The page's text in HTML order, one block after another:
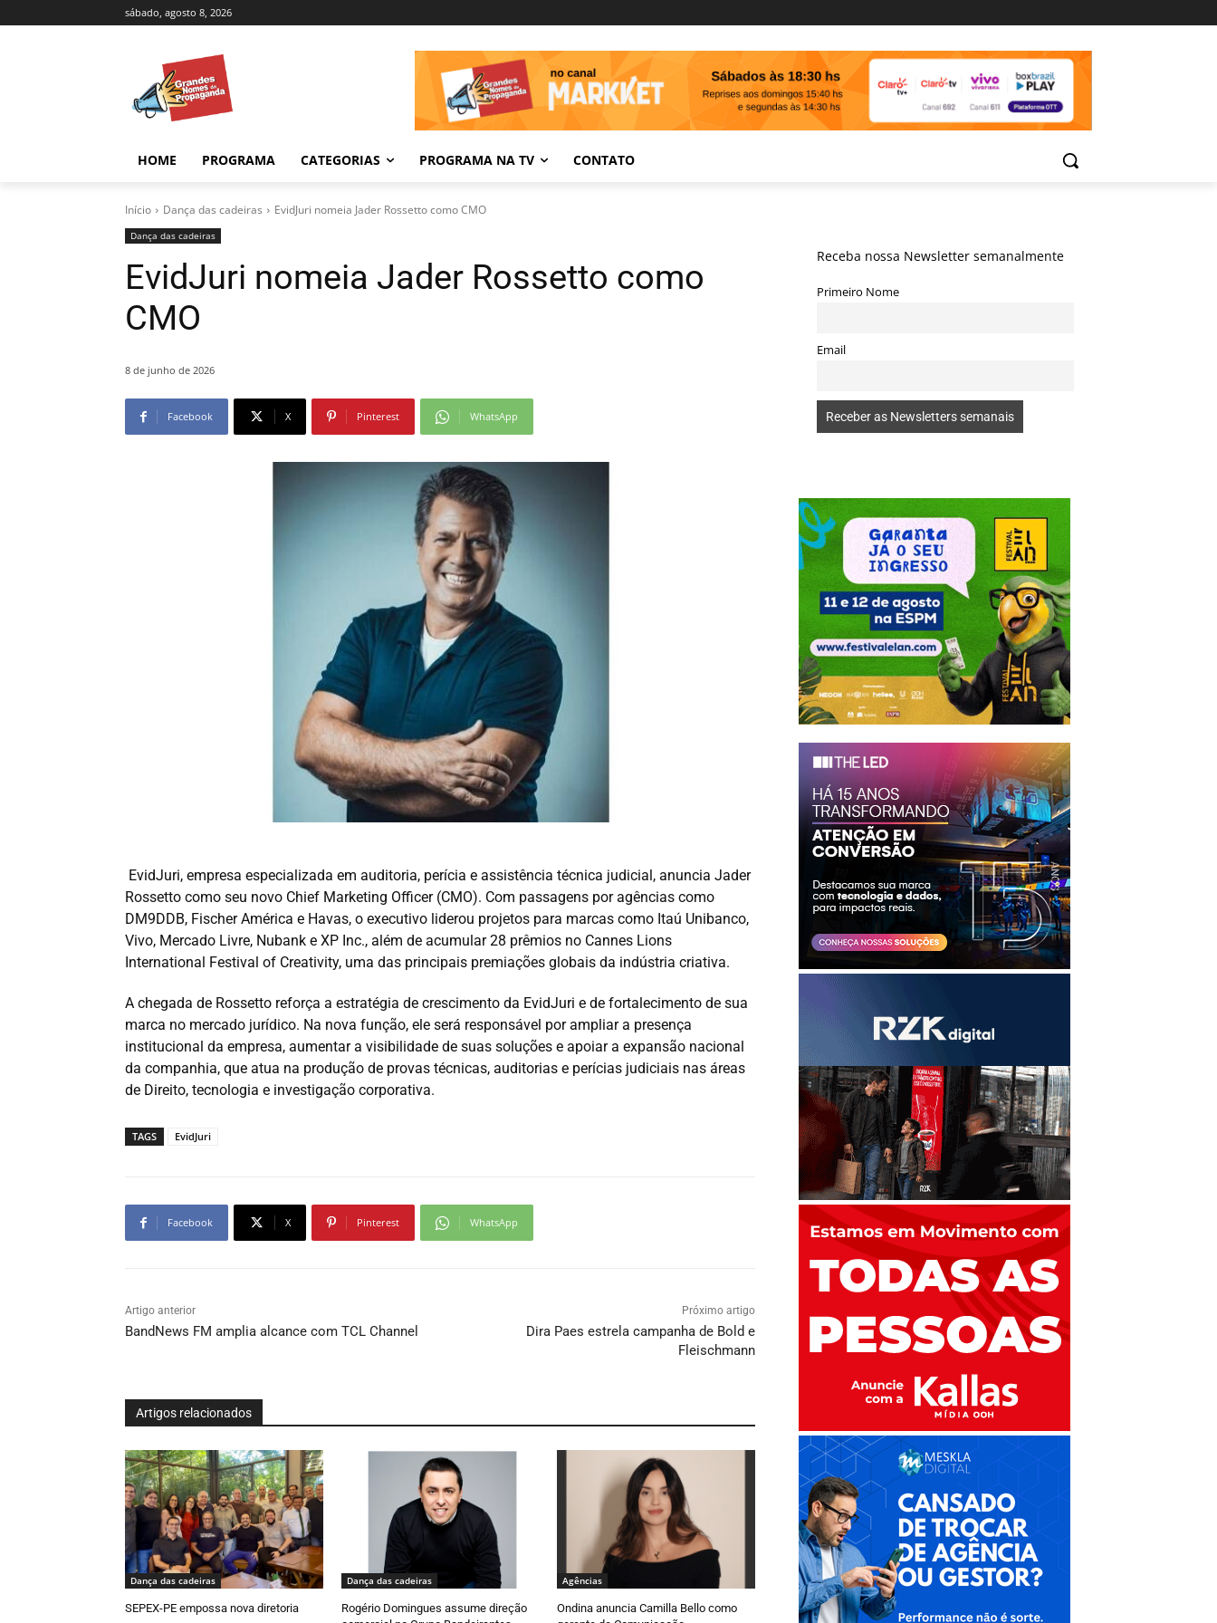
sábado, agosto 8, 2026
HOME PROGRAMA CATEGORIAS PROGRAMA NA TV CONTATO
Início Dança das cadeiras EvidJuri nomeia Jader Rossetto como CMO
Dança das cadeiras
EvidJuri nomeia Jader Rossetto como
CMO
8 de junho de 2026
Facebook X Pinterest WhatsApp
EvidJuri, empresa especializada em auditoria, perícia e assistência técnica judicial, anuncia Jader
Rossetto como seu novo Chief Marketing Officer (CMO). Com passagens por agências como
DM9DDB, Fischer América e Havas, o executivo liderou projetos para marcas como Itaú Unibanco,
Vivo, Mercado Livre, Nubank e XP Inc., além de acumular 28 prêmios no Cannes Lions
International Festival of Creativity, uma das principais premiações globais da indústria criativa.
A chegada de Rossetto reforça a estratégia de crescimento da EvidJuri e de fortalecimento de sua
marca no mercado jurídico. Na nova função, ele será responsável por ampliar a presença
institucional da empresa, aumentar a visibilidade de suas soluções e apoiar a expansão nacional
da companhia, que atua na produção de provas técnicas, auditorias e perícias judiciais nas áreas
de Direito, tecnologia e investigação corporativa.
TAGS EvidJuri
Facebook X Pinterest WhatsApp
Artigo anterior
BandNews FM amplia alcance com TCL Channel
Próximo artigo
Dira Paes estrela campanha de Bold e
Fleischmann
Artigos relacionados
Dança das cadeiras
SEPEX-PE empossa nova diretoria
Dança das cadeiras
Rogério Domingues assume direção
Agências
Ondina anuncia Camilla Bello como
Receba nossa Newsletter semanalmente
Primeiro Nome
Email